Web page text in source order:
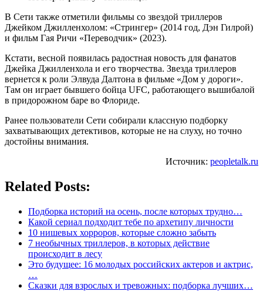
В Сети также отметили фильмы со звездой триллеров
Джейком Джилленхолом: «Стрингер» (2014 год, Дэн Гилрой)
и фильм Гая Ричи «Переводчик» (2023).
Кстати, весной появилась радостная новость для фанатов
Джейка Джилленхола и его творчества. Звезда триллеров
вернется к роли Элвуда Далтона в фильме «Дом у дороги».
Там он играет бывшего бойца UFC, работающего вышибалой
в придорожном баре во Флориде.
Ранее пользователи Сети собирали классную подборку
захватывающих детективов, которые не на слуху, но точно
достойны внимания.
Источник: peopletalk.ru
Related Posts:
Подборка историй на осень, после которых трудно…
Какой сериал подходит тебе по архетипу личности
10 нишевых хорроров, которые сложно забыть
7 необычных триллеров, в которых действие
происходит в лесу
Это будущее: 16 молодых российских актеров и актрис,
…
Сказки для взрослых и тревожных: подборка лучших…